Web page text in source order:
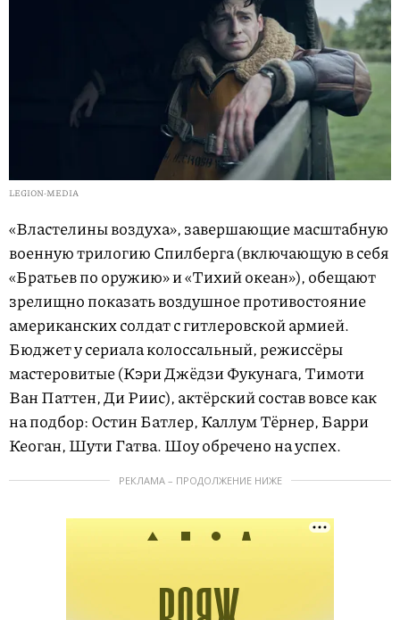
LEGION-MEDIA
«Властелины воздуха», завершающие масштабную
военную трилогию Спилберга (включающую в себя
«Братьев по оружию» и «Тихий океан»), обещают
зрелищно показать воздушное противостояние
американских солдат с гитлеровской армией.
Бюджет у сериала колоссальный, режиссёры
мастеровитые (Кэри Джёдзи Фукунага, Тимоти
Ван Паттен, Ди Риис), актёрский состав вовсе как
на подбор: Остин Батлер, Каллум Тёрнер, Барри
Кеоган, Шути Гатва. Шоу обречено на успех.
РЕКЛАМА – ПРОДОЛЖЕНИЕ НИЖЕ